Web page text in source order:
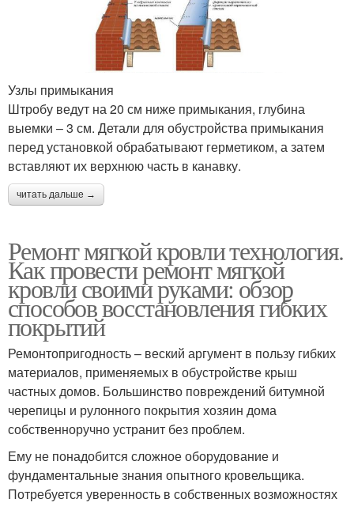
Узлы примыкания
Штробу ведут на 20 см ниже примыкания, глубина
выемки – 3 см. Детали для обустройства примыкания
перед установкой обрабатывают герметиком, а затем
вставляют их верхнюю часть в канавку.
читать дальше →
Ремонт мягкой кровли технология.
Как провести ремонт мягкой
кровли своими руками: обзор
способов восстановления гибких
покрытий
Ремонтопригодность – веский аргумент в пользу гибких
материалов, применяемых в обустройстве крыш
частных домов. Большинство повреждений битумной
черепицы и рулонного покрытия хозяин дома
собственноручно устранит без проблем.
Ему не понадобится сложное оборудование и
фундаментальные знания опытного кровельщика.
Потребуется уверенность в собственных возможностях